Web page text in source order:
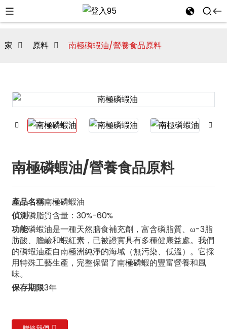
家 原料 南極磷蝦油/營養食品原料
南極磷蝦油/營養食品原料
產品名稱南極磷蝦油
偵測磷脂質含量：30%-60%
功能磷蝦油是一種天然膳食補充劑，富含磷脂質、ω-3脂
肪酸、膽鹼和蝦紅素，已被證實具有多種健康益處。我們
的磷蝦油產自南極洲純淨的海域（無污染、低溫）。它採
用特殊工藝生產，完整保留了南極磷蝦的豐富營養和風
味。
保存期限3年